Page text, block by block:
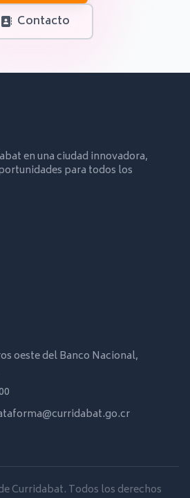
Contacto
en una ciudad innovadora,
para todos los
oeste del Banco Nacional,
Curridabat. Todos los derechos